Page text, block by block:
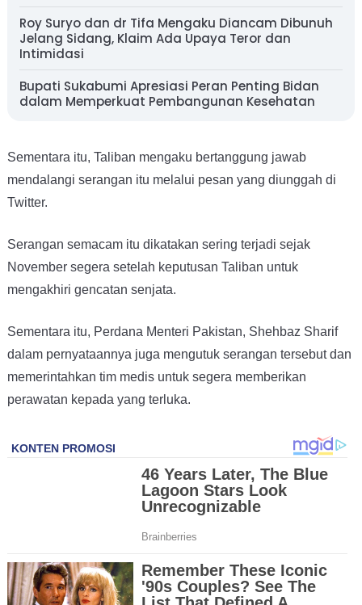
Roy Suryo dan dr Tifa Mengaku Diancam Dibunuh
Jelang Sidang, Klaim Ada Upaya Teror dan
Intimidasi
Bupati Sukabumi Apresiasi Peran Penting Bidan
dalam Memperkuat Pembangunan Kesehatan
Sementara itu, Taliban mengaku bertanggung jawab
mendalangi serangan itu melalui pesan yang diunggah di
Twitter.
Serangan semacam itu dikatakan sering terjadi sejak
November segera setelah keputusan Taliban untuk
mengakhiri gencatan senjata.
Sementara itu, Perdana Menteri Pakistan, Shehbaz Sharif
dalam pernyataannya juga mengutuk serangan tersebut dan
memerintahkan tim medis untuk segera memberikan
perawatan kepada yang terluka.